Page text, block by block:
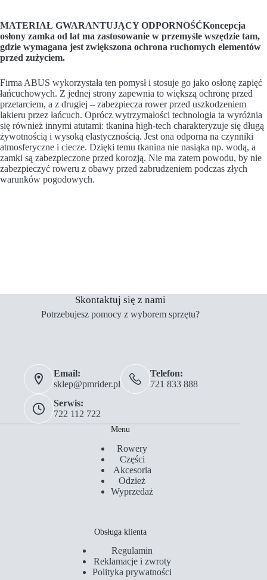
MATERIAŁ GWARANTUJĄCY ODPORNOŚĆKoncepcja
osłony zamka od lat ma zastosowanie w przemyśle wszędzie tam,
gdzie wymagana jest zwiększona ochrona ruchomych elementów
przed zużyciem.
Firma ABUS wykorzystała ten pomysł i stosuje go jako osłonę zapięć
łańcuchowych. Z jednej strony zapewnia to większą ochronę przed
przetarciem, a z drugiej – zabezpiecza rower przed uszkodzeniem
lakieru przez łańcuch. Oprócz wytrzymałości technologia ta wyróżnia
się również innymi atutami: tkanina high-tech charakteryzuje się długą
żywotnością i wysoką elastycznością. Jest ona odporna na czynniki
atmosferyczne i ciecze. Dzięki temu tkanina nie nasiąka np. wodą, a
zamki są zabezpieczone przed korozją. Nie ma zatem powodu, by nie
zabezpieczyć roweru z obawy przed zabrudzeniem podczas złych
warunków pogodowych.
Skontaktuj się z nami
Potrzebujesz pomocy z wyborem sprzętu?
Email:
sklep@pmrider.pl
Telefon:
721 833 888
Serwis:
722 112 722
Menu
Rowery
Części
Akcesoria
Odzież
Wyprzedaż
Obsługa klienta
Regulamin
Reklamacje i zwroty
Polityka prywatności